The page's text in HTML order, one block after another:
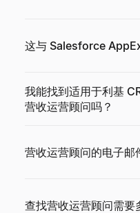
这与 Salesforce
我能找到适用于利基
营收运营顾问吗？
营收运营顾问的电子邮
查找营收运营顾问需要